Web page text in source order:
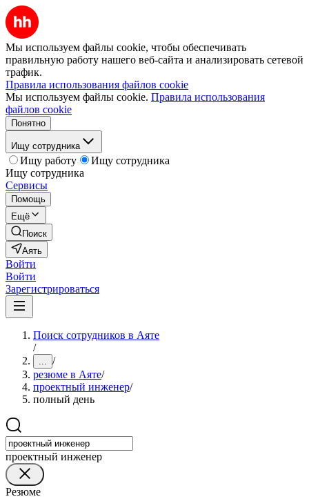
Мы используем файлы cookie, чтобы обеспечивать
правильную работу нашего веб-сайта и анализировать сетевой
трафик.
Правила использования файлов cookie
Мы используем файлы cookie. Правила использования
файлов cookie
Понятно
Ищу сотрудника
Ищу работу
Ищу сотрудника
Ищу сотрудника
Сервисы
Помощь
Ещё
Поиск
Аять
Войти
Войти
Зарегистрироваться
Поиск сотрудников в Аяте
/
... /
резюме в Аяте/
проектный инженер/
полный день
проектный инженер
Резюме